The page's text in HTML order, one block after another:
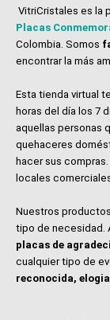
VitriCristales es la
Placas
Colombia. Somos
encontrar la más
Esta tienda virtual
horas del día los 7
aquellas personas
quehaceres
hacer sus
locales
Nuestros
tipo de necesidad.
placas de
cualquier tipo de
reconocida,